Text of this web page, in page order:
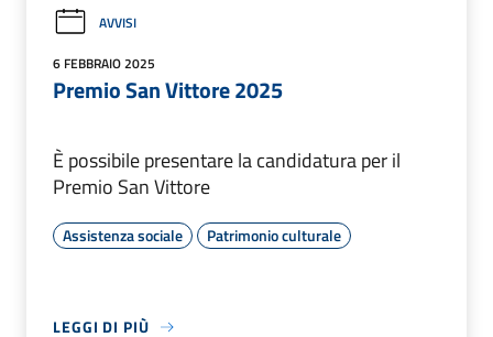
AVVISI
6 FEBBRAIO 2025
Premio San Vittore 2025
È possibile presentare la candidatura per il
Premio San Vittore
Assistenza sociale Patrimonio culturale
LEGGI DI PIÙ